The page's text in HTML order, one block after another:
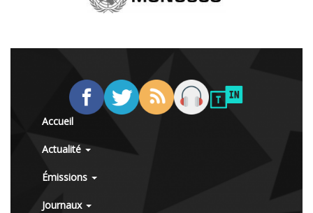
Accueil
Actualité
Émissions
Journaux